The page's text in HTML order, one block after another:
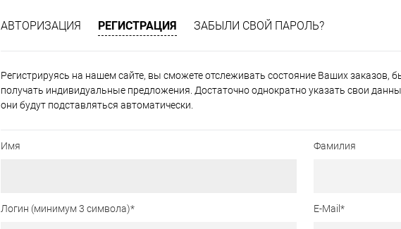
АВТОРИЗАЦИЯ РЕГИСТРАЦИЯ ЗАБЫЛИ СВОЙ ПАРОЛЬ?
Регистрируясь на нашем сайте, вы сможете отслеживать состояние Ваших заказов,
получать индивидуальные предложения. Достаточно однократно указать свои
они будут подставляться автоматически.
Имя Фамилия
Логин (минимум 3 символа)* E-Mail *